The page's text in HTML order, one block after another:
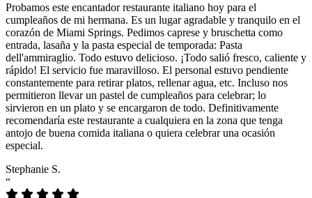
Probamos este encantador restaurante italiano hoy para el
cumpleaños de mi hermana. Es un lugar agradable y tranquilo en el
corazón de Miami Springs. Pedimos caprese y bruschetta como
entrada, lasaña y la pasta especial de temporada: Pasta
dell'ammiraglio. Todo estuvo delicioso. ¡Todo salió fresco, caliente y
rápido! El servicio fue maravilloso. El personal estuvo pendiente
constantemente para retirar platos, rellenar agua, etc. Incluso nos
permitieron llevar un pastel de cumpleaños para celebrar; lo
sirvieron en un plato y se encargaron de todo. Definitivamente
recomendaría este restaurante a cualquiera en la zona que tenga
antojo de buena comida italiana o quiera celebrar una ocasión
especial.
Stephanie S.
“